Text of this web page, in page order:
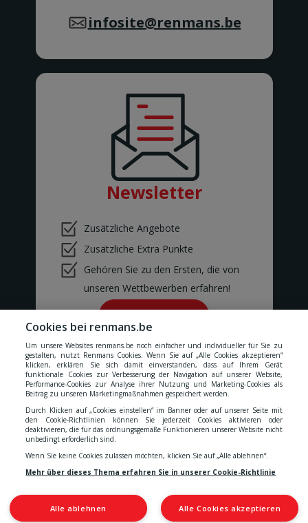
AVELGEM
Rue de Bruxelles 86
BARVAUX
Rue De Rochefort 173-175
Tervuursesteenweg 167
Rue des Corettes 5
BERTRIX
BEVEREN-WAAS 2
Peter Benoitlaan 79
BEVEREN Waas
Tiensesteenweg 1C
BIERBEEK
BINCHE
Rue Zéphirin Fontaine 76
BINCHE
BONCELLES
Rue De Tilff 53-55
BONCELLES
BOOM
Kerkhofstraat 377
BOOM
BOUILLON
BOUILLON
BOUSSU
Rue Neuve 101
BOUSSU
infosite@renmans.be
Newsletter
Zusätzliche Angebote
Zusätzliche Extra Punkte
Gehören Sie zu den Ersten, die von
unseren Wettbewerben erfahren!
Ok!
Unsere Preise verstehen sich inklusive aller Steuern, MwSt.,
Gebühren, Abgaben und Dienstleistungen.
Cookies
- Datenschutzerklärung - Allgemeinen
Geschäftsbedingungen - Erklärung zur Barrierefreiheit
Cookies bei renmans.be
Um unsere Websites renmans.be noch einfacher und individueller für Sie zu
gestalten, nutzt Renmans Cookies. Wenn Sie auf „Alle Cookies akzeptieren“
klicken, erklären Sie sich damit einverstanden, dass auf Ihrem Gerät
funktionale Cookies zur Verbesserung der Navigation auf unserer Website,
Performance-Cookies zur Analyse ihrer Nutzung und Marketing-Cookies als
Beitrag zu unseren Marketingmaßnahmen gespeichert werden.
Durch Klicken auf „Cookies einstellen“ im Banner oder auf unserer Seite mit
den Cookie-Richtlinien können Sie jederzeit Cookies aktivieren oder
deaktivieren, die für das ordnungsgemäße Funktionieren unserer Website nicht
unbedingt erforderlich sind.
Wenn Sie keine Cookies zulassen möchten, klicken Sie auf „Alle ablehnen“.
Mehr über dieses Thema erfahren Sie in unserer Cookie-Richtlinie
Alle Cookies akzeptieren
Alle ablehnen